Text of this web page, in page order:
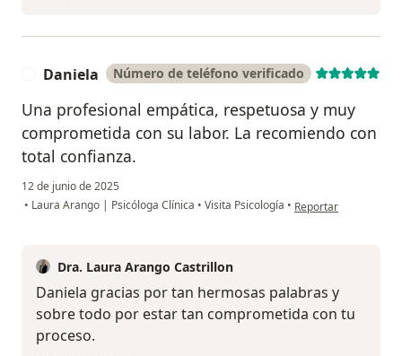
Daniela Número de teléfono verificado
Una profesional empática, respetuosa y muy
comprometida con su labor. La recomiendo con
total confianza.
12 de junio de 2025
• Laura Arango | Psicóloga Clínica • Visita Psicología • en opinión del
Reportar
Dra. Laura Arango Castrillon
Daniela gracias por tan hermosas palabras y
sobre todo por estar tan comprometida con tu
proceso.